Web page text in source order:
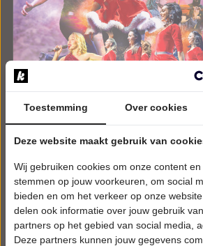
DINSDAG 29 DECEMBER 2026 • 20:15 UUR
Rhythm of the Dance
Rhythm of the Dance
Theater de Stoep
Spijkenisse
SHOW
Toestemming Over cookies
Deze website maakt gebruik van
Wij gebruiken cookies om onze content
stemmen op jouw voorkeuren, om social
bieden en om het verkeer op onze
delen ook informatie over jouw gebruik
partners op het gebied van social media,
Deze partners kunnen jouw gegevens